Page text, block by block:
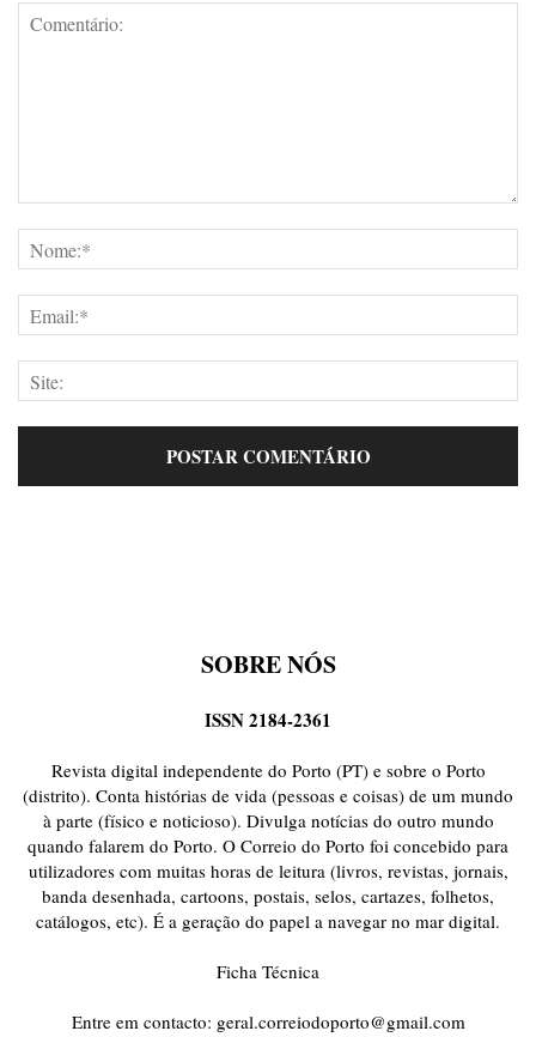
SOBRE NÓS
ISSN 2184-2361
Revista digital independente do Porto (PT) e sobre o Porto
(distrito). Conta histórias de vida (pessoas e coisas) de um mundo
à parte (físico e noticioso). Divulga notícias do outro mundo
quando falarem do Porto. O Correio do Porto foi concebido para
utilizadores com muitas horas de leitura (livros, revistas, jornais,
banda desenhada, cartoons, postais, selos, cartazes, folhetos,
catálogos, etc). É a geração do papel a navegar no mar digital.
Ficha Técnica
Entre em contacto: geral.correiodoporto@gmail.com